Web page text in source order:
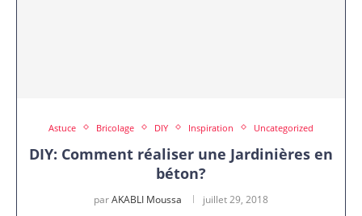
Astuce Bricolage DIY Inspiration Uncategorized
DIY: Comment réaliser une Jardinières en
béton?
parAKABLI Moussa juillet 29, 2018